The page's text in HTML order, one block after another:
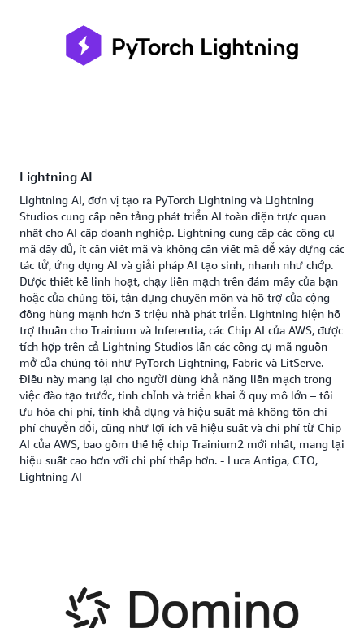
Lightning AI
Lightning AI, đơn vị tạo ra PyTorch Lightning và Lightning
Studios cung cấp nền tảng phát triển AI toàn diện trực quan
nhất cho AI cấp doanh nghiệp. Lightning cung cấp các công cụ
mã đầy đủ, ít cần viết mã và không cần viết mã để xây dựng các
tác tử, ứng dụng AI và giải pháp AI tạo sinh, nhanh như chớp.
Được thiết kế linh hoạt, chạy liền mạch trên đám mây của bạn
hoặc của chúng tôi, tận dụng chuyên môn và hỗ trợ của cộng
đồng hùng mạnh hơn 3 triệu nhà phát triển. Lightning hiện hỗ
trợ thuần cho Trainium và Inferentia, các Chip AI của AWS, được
tích hợp trên cả Lightning Studios lẫn các công cụ mã nguồn
mở của chúng tôi như PyTorch Lightning, Fabric và LitServe.
Điều này mang lại cho người dùng khả năng liền mạch trong
việc đào tạo trước, tinh chỉnh và triển khai ở quy mô lớn – tối
ưu hóa chi phí, tính khả dụng và hiệu suất mà không tốn chi
phí chuyển đổi, cũng như lợi ích về hiệu suất và chi phí từ Chip
AI của AWS, bao gồm thế hệ chip Trainium2 mới nhất, mang lại
hiệu suất cao hơn với chi phí thấp hơn. - Luca Antiga, CTO,
Lightning AI